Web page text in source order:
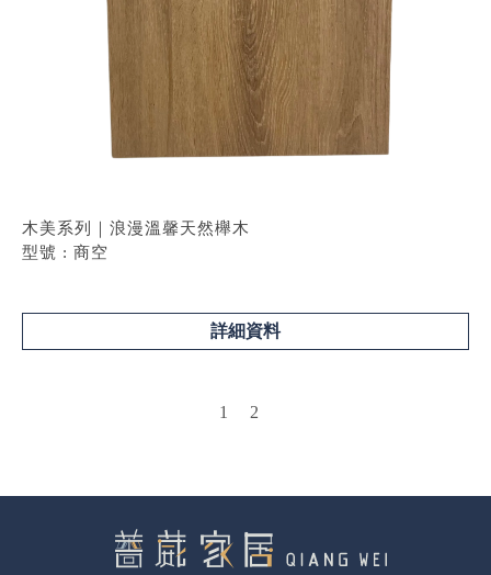
木美系列｜浪漫溫馨天然櫸木
型號 : 商空
詳細資料
1 2